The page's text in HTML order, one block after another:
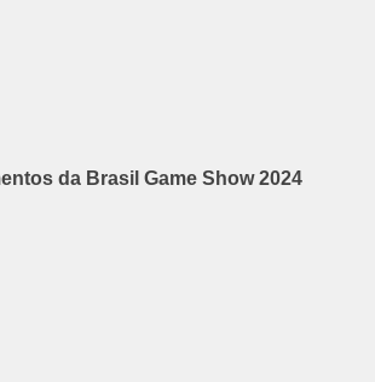
da Brasil Game Show 2024